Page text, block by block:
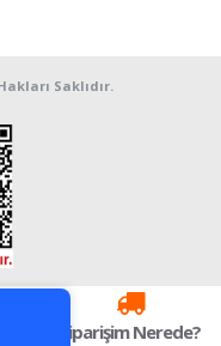
Saklıdır.
Siparişim Nerede?